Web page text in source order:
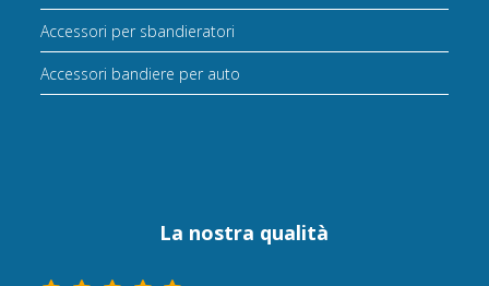
Accessori per sbandieratori
Accessori bandiere per auto
La nostra qualità